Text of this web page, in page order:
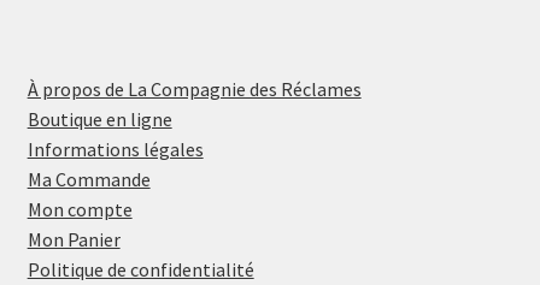
À propos de La Compagnie des Réclames
Boutique en ligne
Informations légales
Ma Commande
Mon compte
Mon Panier
Politique de confidentialité